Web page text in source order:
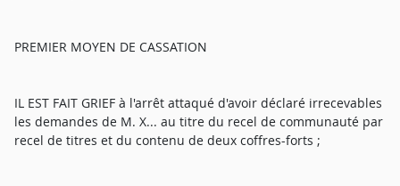
PREMIER MOYEN DE CASSATION
IL EST FAIT GRIEF à l'arrêt attaqué d'avoir déclaré irrecevables
les demandes de M. X... au titre du recel de communauté par
recel de titres et du contenu de deux coffres-forts ;